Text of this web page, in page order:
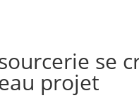
se
projet